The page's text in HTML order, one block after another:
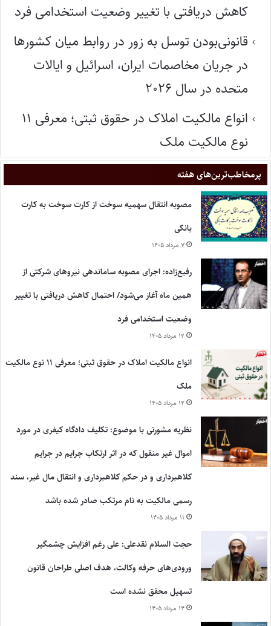
کاهش دریافتی با تغییر وضعیت استخدامی فرد
قانونی‌بودن توسل به زور در روابط میان کشورها
در جریان مخاصمات ایران، اسرائیل و ایالات
متحده در سال ۲۰۲۶
انواع مالکیت املاک در حقوق ثبتی؛ معرفی ۱۱
نوع مالکیت ملک
پر‌مخاطب‌ترین‌های هفته
مصوبه انتقال سهمیه سوخت از کارت سوخت به کارت
بانکی
۷ مرداد ۱۴۰۵
رفیع‌زاده: اجرای مصوبه ساماندهی نیروهای شرکتی از
همین ماه آغاز می‌شود/ احتمال کاهش دریافتی با تغییر
وضعیت استخدامی فرد
۱۲ مرداد ۱۴۰۵
انواع مالکیت املاک در حقوق ثبتی؛ معرفی ۱۱ نوع مالکیت
ملک
۱۲ مرداد ۱۴۰۵
نظریه مشورتی با موضوع: تکلیف دادگاه کیفری در مورد
اموال غیر منقول که در اثر ارتکاب جرایم در جرایم
کلاهبرداری و در حکم کلاهبرداری و انتقال مال غیر، سند
رسمی مالکیت به نام مرتکب صادر شده باشد
۱۱ مرداد ۱۴۰۵
حجت السلام نقدعلی: علی رغم افزایش چشمگیر
ورودی‌های حرفه وکالت، هدف اصلی طراحان قانون
تسهیل محقق نشده است
۱۴ مرداد ۱۴۰۵